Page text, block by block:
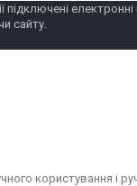
підключені
сайту.
користування і